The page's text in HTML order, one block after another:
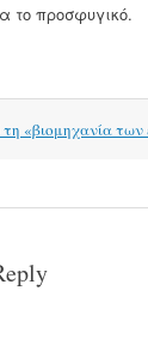
το προσφυγικό.
«βιομηχανία των